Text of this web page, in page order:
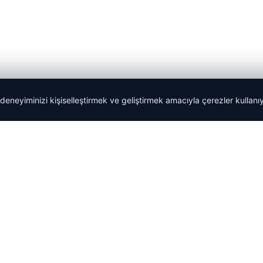
kişiselleştirmek ve geliştirmek amacıyla çerezler